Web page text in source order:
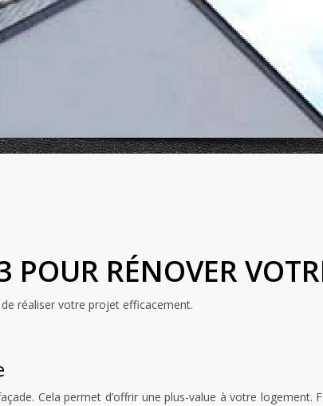
RÉNOVER
réaliser votre projet efficacement.
Cela permet d’offrir une plus-value à votre logement.